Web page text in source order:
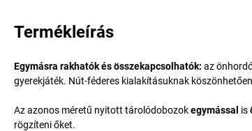
Termékleírás
Egymásra rakhatók és összekapcsolhatók: az
gyerekjáték. Nút-féderes kialakításuknak
Az azonos méretű nyitott tárolódobozokegymással is
rögzíteni őket.